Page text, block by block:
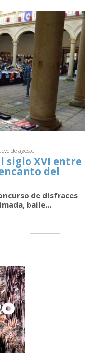
de agosto
siglo XVI entre
del
de disfraces
baile...